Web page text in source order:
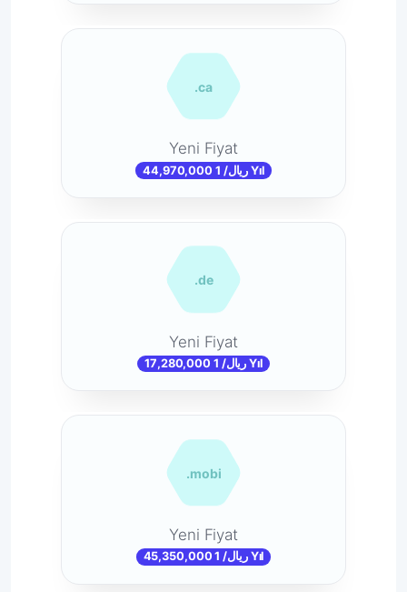
.ca
Yeni Fiyat
44,970,000 ریال/ 1 Yıl
.de
Yeni Fiyat
17,280,000 ریال/ 1 Yıl
.mobi
Yeni Fiyat
45,350,000 ریال/ 1 Yıl